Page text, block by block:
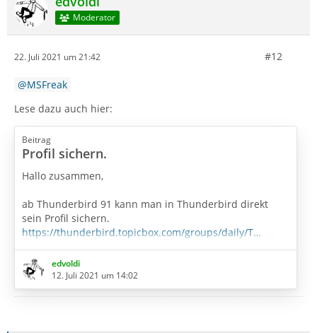
Moderator
22. Juli 2021 um 21:42 #12
MSFreak
Lese dazu auch hier:
Beitrag
Profil sichern.
Hallo zusammen,
ab Thunderbird 91 kann man in Thunderbird direkt
sein Profil sichern.
https://thunderbird.topicbox.com/groups/daily/T…
derbird-profile
Mein Test mit der Version vom 11.07.2021 starte, bleibt
aber bei bei ca 95% stehen.
edvoldi
12. Juli 2021 um 14:02